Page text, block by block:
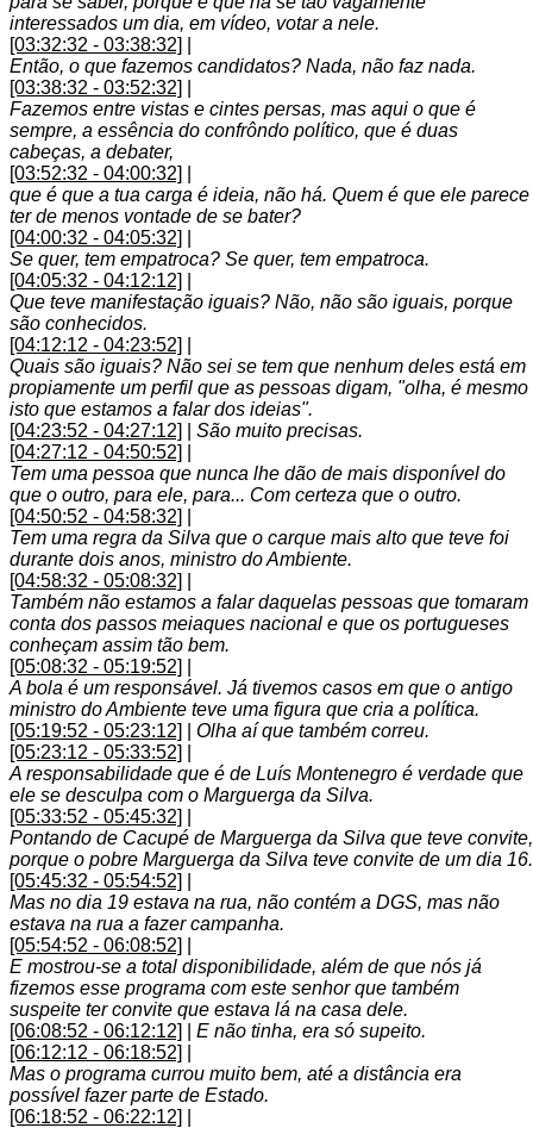
interessados um dia, em vídeo, votar a nele.
[03:32:32 - 03:38:32]
Então, o que fazemos candidatos? Nada, não faz nada.
[03:38:32 - 03:52:32]
Fazemos entre vistas e cintes persas, mas aqui o que é
sempre, a essência do confrôndo político, que é duas
cabeças, a debater,
[03:52:32 - 04:00:32]
que é que a tua carga é ideia, não há. Quem é que ele parece
ter de menos vontade de se bater?
[04:00:32 - 04:05:32]
Se quer, tem empatroca? Se quer, tem empatroca.
[04:05:32 - 04:12:12]
Que teve manifestação iguais? Não, não são iguais, porque
são conhecidos.
[04:12:12 - 04:23:52]
Quais são iguais? Não sei se tem que nenhum deles está em
propiamente um perfil que as pessoas digam, "olha, é mesmo
isto que estamos a falar dos ideias".
[04:23:52 - 04:27:12]
São muito precisas.
[04:27:12 - 04:50:52]
Tem uma pessoa que nunca lhe dão de mais disponível do
que o outro, para ele, para... Com certeza que o outro.
[04:50:52 - 04:58:32]
Tem uma regra da Silva que o carque mais alto que teve foi
durante dois anos, ministro do Ambiente.
[04:58:32 - 05:08:32]
Também não estamos a falar daquelas pessoas que tomaram
conta dos passos meiaques nacional e que os portugueses
conheçam assim tão bem.
[05:08:32 - 05:19:52]
A bola é um responsável. Já tivemos casos em que o antigo
ministro do Ambiente teve uma figura que cria a política.
[05:19:52 - 05:23:12]
Olha aí que também correu.
[05:23:12 - 05:33:52]
A responsabilidade que é de Luís Montenegro é verdade que
ele se desculpa com o Marguerga da Silva.
[05:33:52 - 05:45:32]
Pontando de Cacupé de Marguerga da Silva que teve convite,
porque o pobre Marguerga da Silva teve convite de um dia 16.
[05:45:32 - 05:54:52]
Mas no dia 19 estava na rua, não contém a DGS, mas não
estava na rua a fazer campanha.
[05:54:52 - 06:08:52]
E mostrou-se a total disponibilidade, além de que nós já
fizemos esse programa com este senhor que também
suspeite ter convite que estava lá na casa dele.
[06:08:52 - 06:12:12]
E não tinha, era só supeito.
[06:12:12 - 06:18:52]
Mas o programa currou muito bem, até a distância era
possível fazer parte de Estado.
[06:18:52 - 06:22:12]